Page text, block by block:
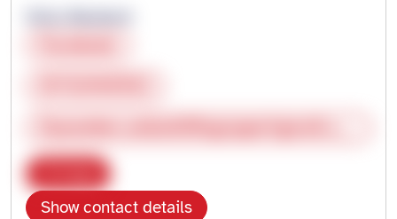
Show contact details